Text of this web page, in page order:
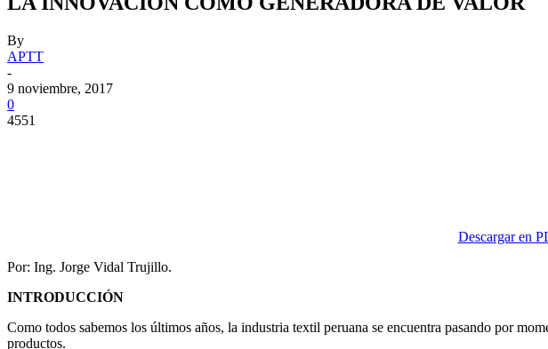
By
APTT
-
9 noviembre, 2017
0
4551
Descargar en
Por: Ing. Jorge Vidal Trujillo.
INTRODUCCIÓN
Como todos sabemos los últimos años, la industria textil peruana se encuentra pasando por
productos.